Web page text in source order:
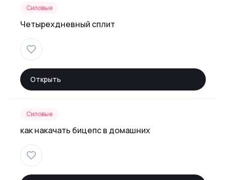
Силовые
Четырехдневный сплит
Открыть
Силовые
как накачать бицепс в домашних